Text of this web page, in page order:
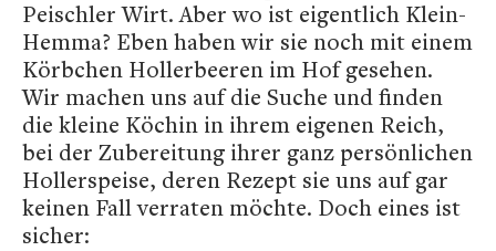
Peischler Wirt. Aber wo ist eigentlich Klein-
Hemma? Eben haben wir sie noch mit einem
Körbchen Hollerbeeren im Hof gesehen.
Wir machen uns auf die Suche und finden
die kleine Köchin in ihrem eigenen Reich,
bei der Zubereitung ihrer ganz persönlichen
Hollerspeise, deren Rezept sie uns auf gar
keinen Fall verraten möchte. Doch eines ist
sicher: